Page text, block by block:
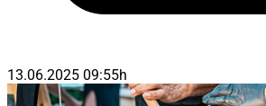
13.06.2025 09:55h